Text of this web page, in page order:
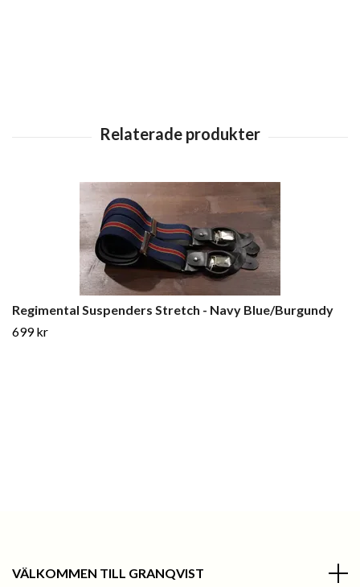
Regimental Suspenders Stretch - Navy Blue/Burgundy
699 kr
VÄLKOMMEN TILL GRANQVIST